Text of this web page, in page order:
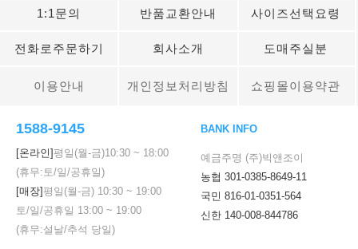
1:1문의 반품교환안내 사이즈선택요령
전화로주문하기 회사소개 도매주실분
이용안내 개인정보처리방침 쇼핑몰이용약관
1588-9145
[온라인]평일(월-금)10:30 ~ 18:00
(휴무:토/일/공휴일)
[매장]평일(월-금) 10:30 ~ 19:00
토/일/공휴일 13:00 ~ 19:00
(휴무:설날/추석 당일)
BANK INFO
예금주명 (주)빅앤조이
농협 301-0385-8649-11
국민 816-01-0351-564
신한 140-008-844786